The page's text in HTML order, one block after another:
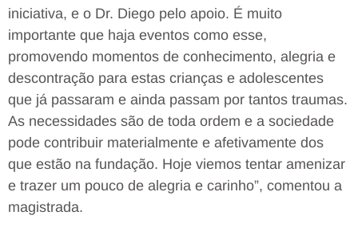
iniciativa, e o Dr. Diego pelo apoio. É muito
importante que haja eventos como esse,
promovendo momentos de conhecimento, alegria e
descontração para estas crianças e adolescentes
que já passaram e ainda passam por tantos traumas.
As necessidades são de toda ordem e a sociedade
pode contribuir materialmente e afetivamente dos
que estão na fundação. Hoje viemos tentar amenizar
e trazer um pouco de alegria e carinho”, comentou a
magistrada.